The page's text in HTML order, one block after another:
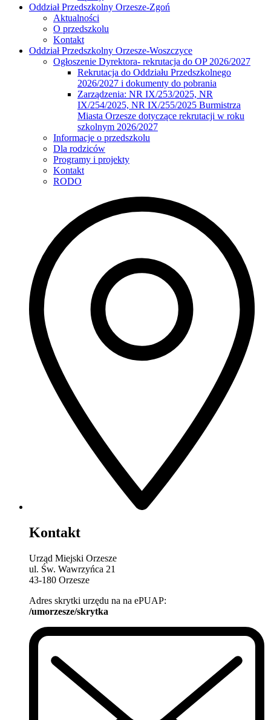
Oddział Przedszkolny Orzesze-Zgoń
Aktualności
O przedszkolu
Kontakt
Oddział Przedszkolny Orzesze-Woszczyce
Ogłoszenie Dyrektora- rekrutacja do OP 2026/2027
Rekrutacja do Oddziału Przedszkolnego
2026/2027 i dokumenty do pobrania
Zarządzenia: NR IX/253/2025, NR
IX/254/2025, NR IX/255/2025 Burmistrza
Miasta Orzesze dotyczące rekrutacji w roku
szkolnym 2026/2027
Informacje o przedszkolu
Dla rodziców
Programy i projekty
Kontakt
RODO
Kontakt
Urząd Miejski Orzesze
ul. Św. Wawrzyńca 21
43-180 Orzesze
Adres skrytki urzędu na na ePUAP:
/umorzesze/skrytka